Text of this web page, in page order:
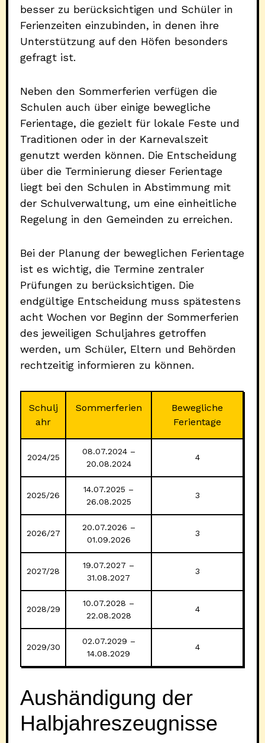
besser zu berücksichtigen und Schüler in
Ferienzeiten einzubinden, in denen ihre
Unterstützung auf den Höfen besonders
gefragt ist.
Neben den Sommerferien verfügen die
Schulen auch über einige bewegliche
Ferientage, die gezielt für lokale Feste und
Traditionen oder in der Karnevalszeit
genutzt werden können. Die Entscheidung
über die Terminierung dieser Ferientage
liegt bei den Schulen in Abstimmung mit
der Schulverwaltung, um eine einheitliche
Regelung in den Gemeinden zu erreichen.
Bei der Planung der beweglichen Ferientage
ist es wichtig, die Termine zentraler
Prüfungen zu berücksichtigen. Die
endgültige Entscheidung muss spätestens
acht Wochen vor Beginn der Sommerferien
des jeweiligen Schuljahres getroffen
werden, um Schüler, Eltern und Behörden
rechtzeitig informieren zu können.
Schulj
ahr
Sommerferien
Bewegliche
Ferientage
2024/25
08.07.2024 –
20.08.2024
4
2025/26
14.07.2025 –
26.08.2025
3
2026/27
20.07.2026 –
01.09.2026
3
2027/28
19.07.2027 –
31.08.2027
3
2028/29
10.07.2028 –
22.08.2028
4
2029/30
02.07.2029 –
14.08.2029
4
Aushändigung der
Halbjahreszeugnisse